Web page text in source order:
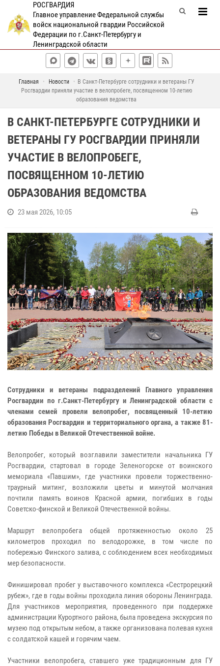
РОСГВАРДИЯ
Главное управление Федеральной службы
войск национальной гвардии Российской
Федерации по г.Санкт-Петербургу и
Ленинградской области
Главная Новости
В Санкт-Петербурге сотрудники и ветераны ГУ
Росгвардии приняли участие в велопробеге, посвященном 10-летию
образования ведомства
В САНКТ-ПЕТЕРБУРГЕ СОТРУДНИКИ И
ВЕТЕРАНЫ ГУ РОСГВАРДИИ ПРИНЯЛИ
УЧАСТИЕ В ВЕЛОПРОБЕГЕ,
ПОСВЯЩЕННОМ 10-ЛЕТИЮ
ОБРАЗОВАНИЯ ВЕДОМСТВА
23 мая 2026, 10:05
Сотрудники и ветераны подразделений Главного управления
Росгвардии по г.Санкт-Петербургу и Ленинградской области с
членами семей провели велопробег, посвященный 10-летию
образования Росгвардии и территориального органа, а также 81-
летию Победы в Великой Отечественной войне.
Велопробег, который возглавили заместители начальника ГУ
Росгвардии, стартовал в городе Зеленогорске от воинского
мемориала «Павшим», где участники провели торжественно-
траурный митинг, возложили цветы и минутой молчания
почтили память воинов Красной армии, погибших в годы
Советско-финской и Великой Отечественной войны.
Маршрут велопробега общей протяженностью около 25
километров проходил по велодорожке, в том числе по
побережью Финского залива, с соблюдением всех необходимых
мер безопасности.
Финишировал пробег у выставочного комплекса «Сестрорецкий
рубеж», где в годы войны проходила линия обороны Ленинграда.
Для участников мероприятия, проведенного при поддержке
администрации Курортного района, была проведена экскурсия по
музею под открытым небом, а также организована полевая кухня
с солдатской кашей и горячим чаем.
Участники велопробега, ставшего уже традиционным для ГУ